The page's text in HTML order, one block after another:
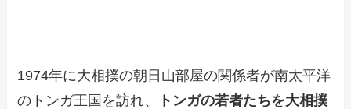
1974年に大相撲の朝日山部屋の関係者が南太平洋
のトンガ王国を訪れ、
トンガの若者たちを大相撲